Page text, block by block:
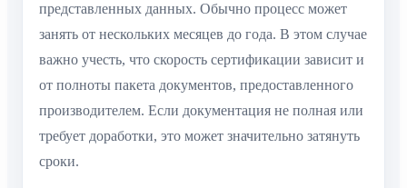
представленных данных. Обычно процесс может
занять от нескольких месяцев до года. В этом случае
важно учесть, что скорость сертификации зависит и
от полноты пакета документов, предоставленного
производителем. Если документация не полная или
требует доработки, это может значительно затянуть
сроки.